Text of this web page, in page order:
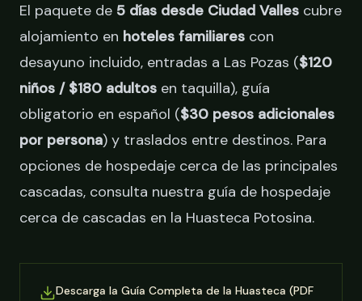
El paquete de 5 días desde Ciudad Valles cubre
alojamiento en hoteles familiares con
desayuno incluido, entradas a Las Pozas ($120
niños / $180 adultos en taquilla), guía
obligatorio en español ($30 pesos adicionales
por persona) y traslados entre destinos. Para
opciones de hospedaje cerca de las principales
cascadas, consulta nuestra guía de hospedaje
cerca de cascadas en la Huasteca Potosina.
Descarga la Guía Completa de la Huasteca (PDF